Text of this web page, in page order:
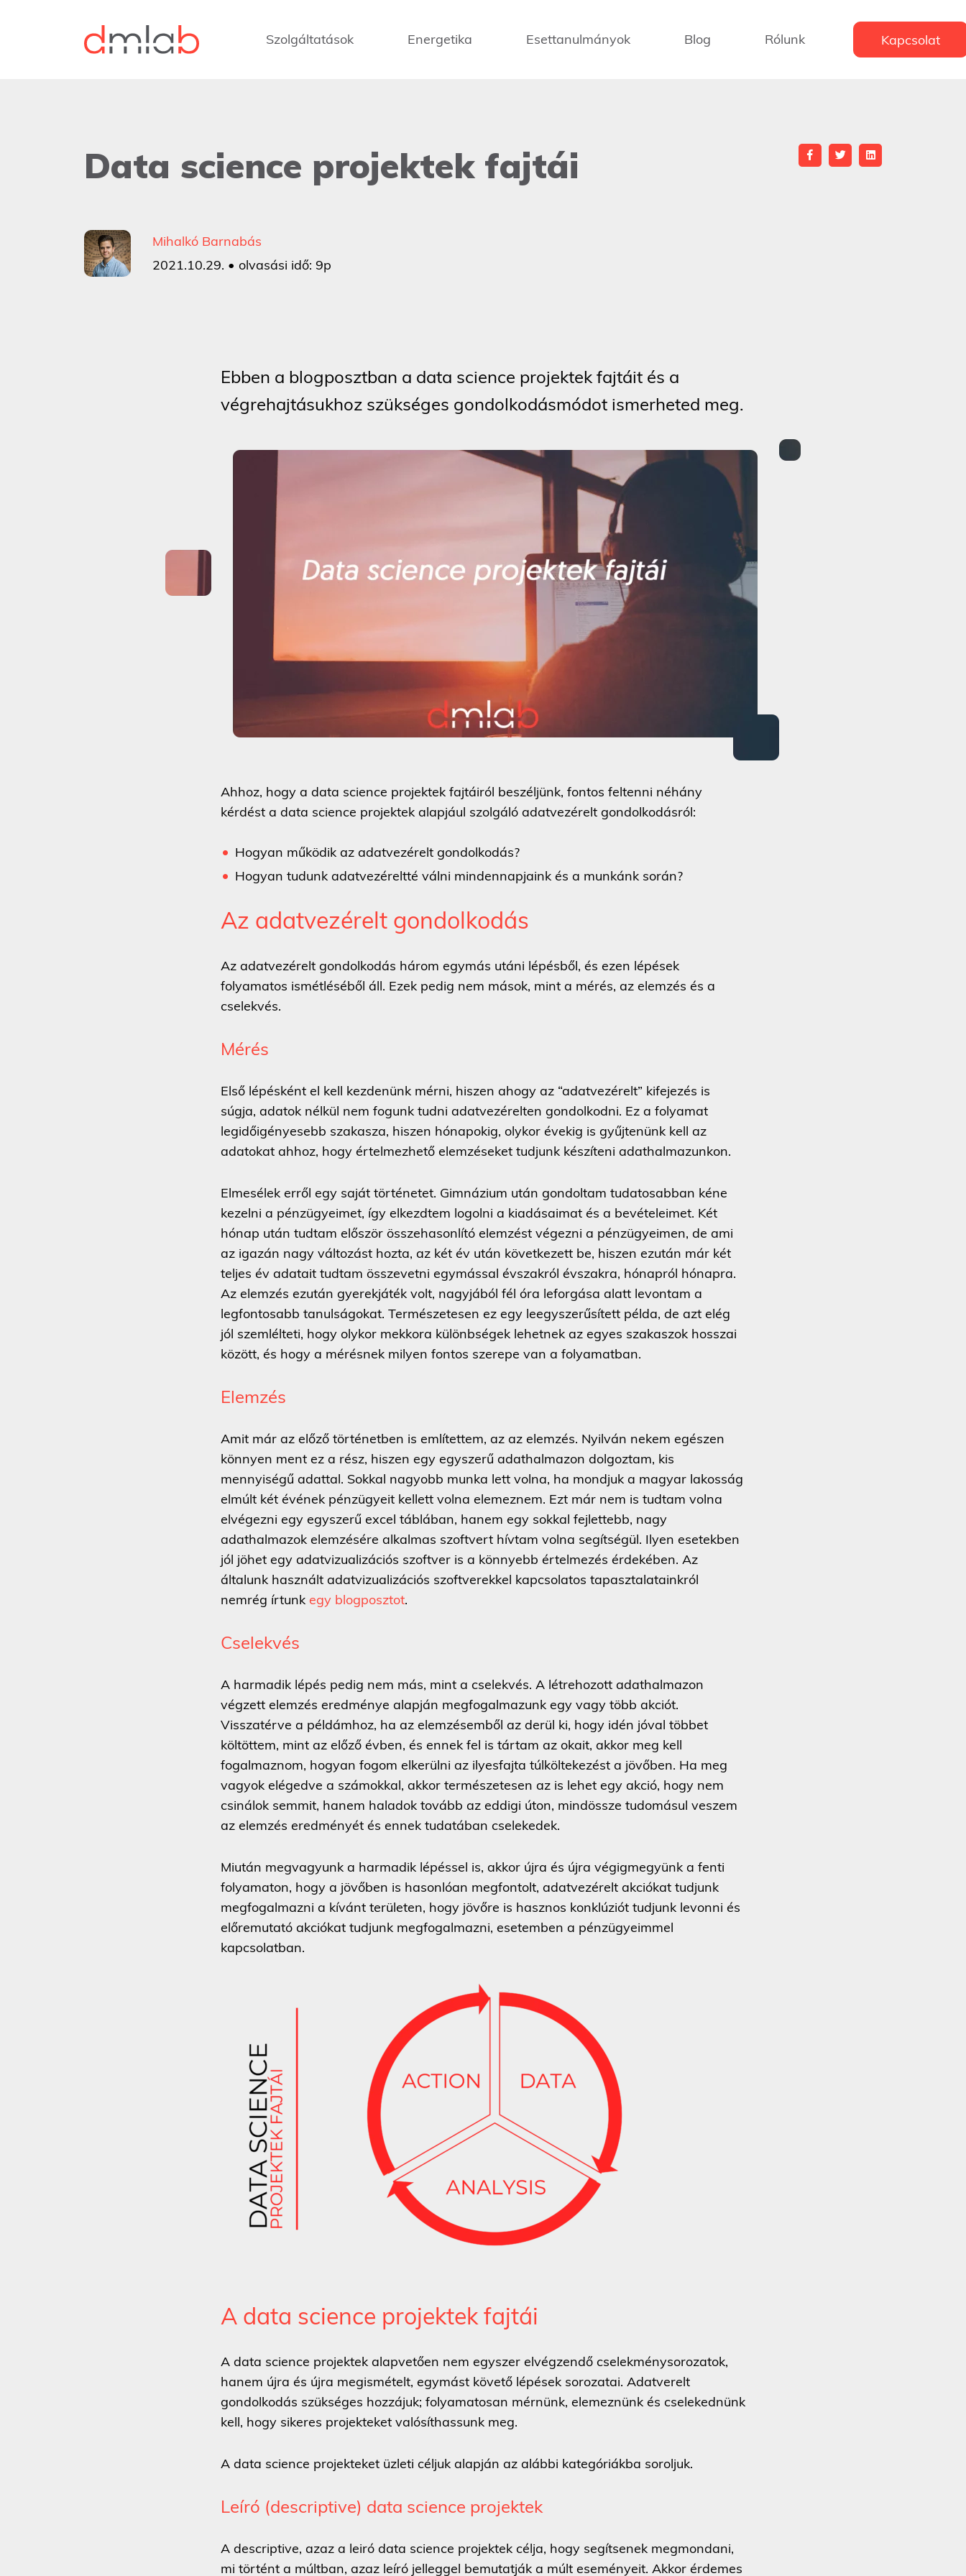
Szolgáltatások Energetika Esettanulmányok Blog Rólunk Kapcsolat
Data science projektek fajtái
Mihalkó Barnabás
2021.10.29. • olvasási idő: 9p
Ebben a blogposztban a data science projektek fajtáit és a
végrehajtásukhoz szükséges gondolkodásmódot ismerheted meg.
Ahhoz, hogy a data science projektek fajtáiról beszéljünk, fontos feltenni néhány
kérdést a data science projektek alapjául szolgáló adatvezérelt gondolkodásról:
Hogyan működik az adatvezérelt gondolkodás?
Hogyan tudunk adatvezéreltté válni mindennapjaink és a munkánk során?
Az adatvezérelt gondolkodás
Az adatvezérelt gondolkodás három egymás utáni lépésből, és ezen lépések
folyamatos ismétléséből áll. Ezek pedig nem mások, mint a mérés, az elemzés és a
cselekvés.
Mérés
Első lépésként el kell kezdenünk mérni, hiszen ahogy az “adatvezérelt” kifejezés is
súgja, adatok nélkül nem fogunk tudni adatvezérelten gondolkodni. Ez a folyamat
legidőigényesebb szakasza, hiszen hónapokig, olykor évekig is gyűjtenünk kell az
adatokat ahhoz, hogy értelmezhető elemzéseket tudjunk készíteni adathalmazunkon.
Elmesélek erről egy saját történetet. Gimnázium után gondoltam tudatosabban kéne
kezelni a pénzügyeimet, így elkezdtem logolni a kiadásaimat és a bevételeimet. Két
hónap után tudtam először összehasonlító elemzést végezni a pénzügyeimen, de ami
az igazán nagy változást hozta, az két év után következett be, hiszen ezután már két
teljes év adatait tudtam összevetni egymással évszakról évszakra, hónapról hónapra.
Az elemzés ezután gyerekjáték volt, nagyjából fél óra leforgása alatt levontam a
legfontosabb tanulságokat. Természetesen ez egy leegyszerűsített példa, de azt elég
jól szemlélteti, hogy olykor mekkora különbségek lehetnek az egyes szakaszok hosszai
között, és hogy a mérésnek milyen fontos szerepe van a folyamatban.
Elemzés
Amit már az előző történetben is említettem, az az elemzés. Nyilván nekem egészen
könnyen ment ez a rész, hiszen egy egyszerű adathalmazon dolgoztam, kis
mennyiségű adattal. Sokkal nagyobb munka lett volna, ha mondjuk a magyar lakosság
elmúlt két évének pénzügyeit kellett volna elemeznem. Ezt már nem is tudtam volna
elvégezni egy egyszerű excel táblában, hanem egy sokkal fejlettebb, nagy
adathalmazok elemzésére alkalmas szoftvert hívtam volna segítségül. Ilyen esetekben
jól jöhet egy adatvizualizációs szoftver is a könnyebb értelmezés érdekében. Az
általunk használt adatvizualizációs szoftverekkel kapcsolatos tapasztalatainkról
nemrég írtunk egy blogposztot.
Cselekvés
A harmadik lépés pedig nem más, mint a cselekvés. A létrehozott adathalmazon
végzett elemzés eredménye alapján megfogalmazunk egy vagy több akciót.
Visszatérve a példámhoz, ha az elemzésemből az derül ki, hogy idén jóval többet
költöttem, mint az előző évben, és ennek fel is tártam az okait, akkor meg kell
fogalmaznom, hogyan fogom elkerülni az ilyesfajta túlköltekezést a jövőben. Ha meg
vagyok elégedve a számokkal, akkor természetesen az is lehet egy akció, hogy nem
csinálok semmit, hanem haladok tovább az eddigi úton, mindössze tudomásul veszem
az elemzés eredményét és ennek tudatában cselekedek.
Miután megvagyunk a harmadik lépéssel is, akkor újra és újra végigmegyünk a fenti
folyamaton, hogy a jövőben is hasonlóan megfontolt, adatvezérelt akciókat tudjunk
megfogalmazni a kívánt területen, hogy jövőre is hasznos konklúziót tudjunk levonni és
előremutató akciókat tudjunk megfogalmazni, esetemben a pénzügyeimmel
kapcsolatban.
A data science projektek fajtái
A data science projektek alapvetően nem egyszer elvégzendő cselekménysorozatok,
hanem újra és újra megismételt, egymást követő lépések sorozatai. Adatverelt
gondolkodás szükséges hozzájuk; folyamatosan mérnünk, elemeznünk és cselekednünk
kell, hogy sikeres projekteket valósíthassunk meg.
A data science projekteket üzleti céljuk alapján az alábbi kategóriákba soroljuk.
Leíró (descriptive) data science projektek
A descriptive, azaz a leiró data science projektek célja, hogy segítsenek megmondani,
mi történt a múltban, azaz leíró jelleggel bemutatják a múlt eseményeit. Akkor érdemes